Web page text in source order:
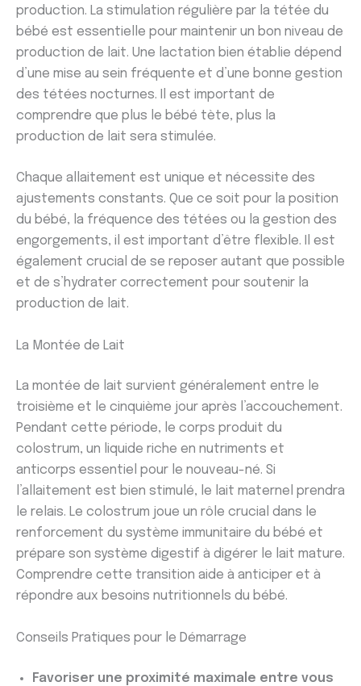
production. La stimulation régulière par la tétée du
bébé est essentielle pour maintenir un bon niveau de
production de lait. Une lactation bien établie dépend
d’une mise au sein fréquente et d’une bonne gestion
des tétées nocturnes. Il est important de
comprendre que plus le bébé tète, plus la
production de lait sera stimulée.
Chaque allaitement est unique et nécessite des
ajustements constants. Que ce soit pour la position
du bébé, la fréquence des tétées ou la gestion des
engorgements, il est important d’être flexible. Il est
également crucial de se reposer autant que possible
et de s’hydrater correctement pour soutenir la
production de lait.
La Montée de Lait
La montée de lait survient généralement entre le
troisième et le cinquième jour après l’accouchement.
Pendant cette période, le corps produit du
colostrum, un liquide riche en nutriments et
anticorps essentiel pour le nouveau-né. Si
l’allaitement est bien stimulé, le lait maternel prendra
le relais. Le colostrum joue un rôle crucial dans le
renforcement du système immunitaire du bébé et
prépare son système digestif à digérer le lait mature.
Comprendre cette transition aide à anticiper et à
répondre aux besoins nutritionnels du bébé.
Conseils Pratiques pour le Démarrage
Favoriser une proximité maximale entre vous